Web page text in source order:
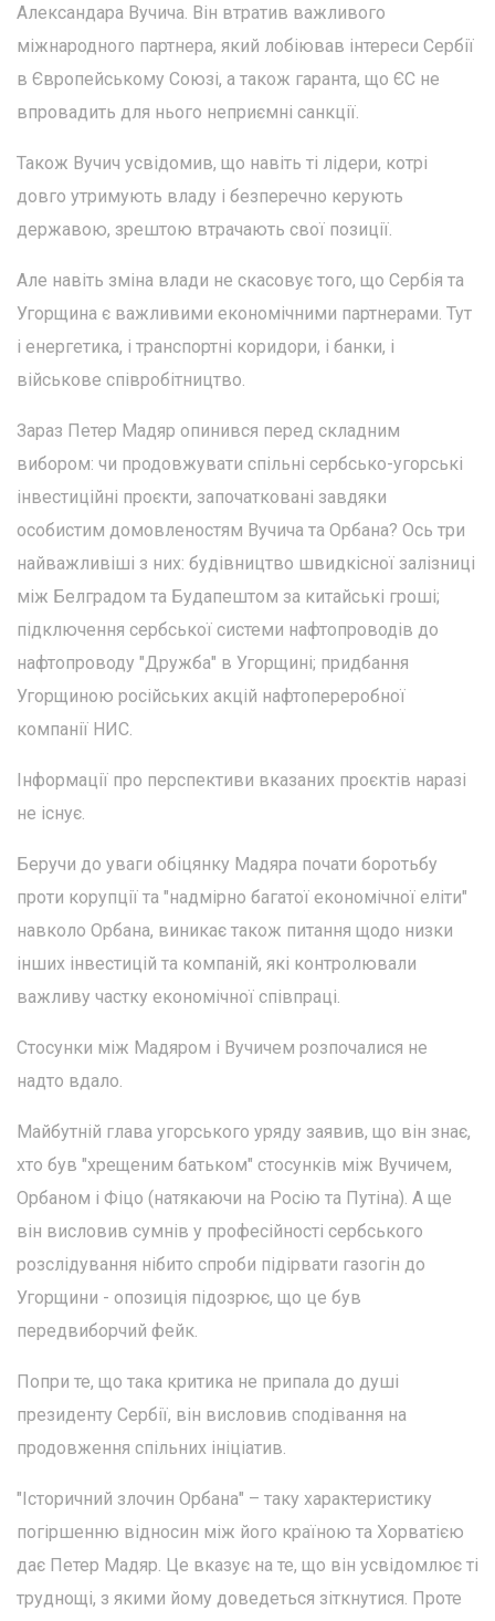
Александара Вучича. Він втратив важливого
міжнародного партнера, який лобіював інтереси Сербії
в Європейському Союзі, а також гаранта, що ЄС не
впровадить для нього неприємні санкції.
Також Вучич усвідомив, що навіть ті лідери, котрі
довго утримують владу і безперечно керують
державою, зрештою втрачають свої позиції.
Але навіть зміна влади не скасовує того, що Сербія та
Угорщина є важливими економічними партнерами. Тут
і енергетика, і транспортні коридори, і банки, і
військове співробітництво.
Зараз Петер Мадяр опинився перед складним
вибором: чи продовжувати спільні сербсько-угорські
інвестиційні проєкти, започатковані завдяки
особистим домовленостям Вучича та Орбана? Ось три
найважливіші з них: будівництво швидкісної залізниці
між Белградом та Будапештом за китайські гроші;
підключення сербської системи нафтопроводів до
нафтопроводу "Дружба" в Угорщині; придбання
Угорщиною російських акцій нафтопереробної
компанії НИС.
Інформації про перспективи вказаних проєктів наразі
не існує.
Беручи до уваги обіцянку Мадяра почати боротьбу
проти корупції та "надмірно багатої економічної еліти"
навколо Орбана, виникає також питання щодо низки
інших інвестицій та компаній, які контролювали
важливу частку економічної співпраці.
Стосунки між Мадяром і Вучичем розпочалися не
надто вдало.
Майбутній глава угорського уряду заявив, що він знає,
хто був "хрещеним батьком" стосунків між Вучичем,
Орбаном і Фіцо (натякаючи на Росію та Путіна). А ще
він висловив сумнів у професійності сербського
розслідування нібито спроби підірвати газогін до
Угорщини - опозиція підозрює, що це був
передвиборчий фейк.
Попри те, що така критика не припала до душі
президенту Сербії, він висловив сподівання на
продовження спільних ініціатив.
"Історичний злочин Орбана" – таку характеристику
погіршенню відносин між його країною та Хорватією
дає Петер Мадяр. Це вказує на те, що він усвідомлює ті
труднощі, з якими йому доведеться зіткнутися. Проте